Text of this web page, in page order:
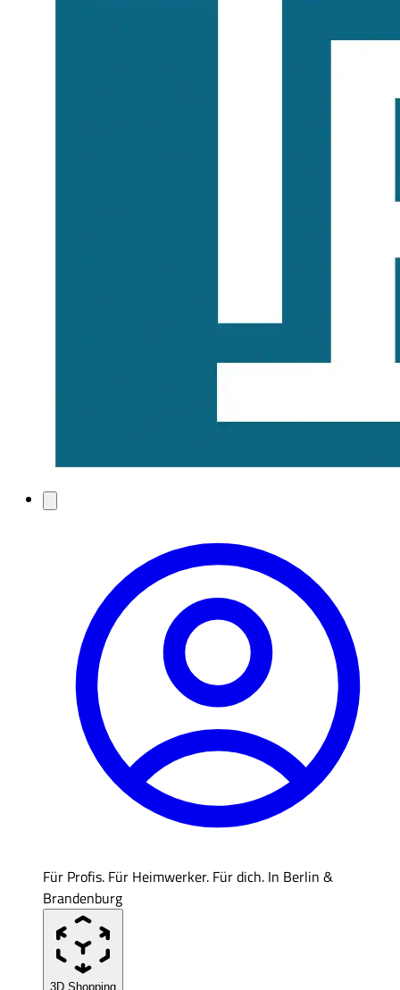
Für Profis. Für Heimwerker. Für dich. In Berlin &
Brandenburg
3D Shopping